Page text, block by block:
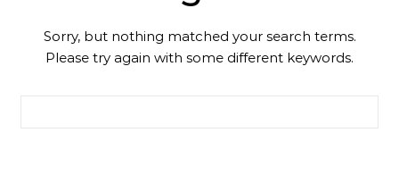
Sorry, but nothing matched your search terms.
Please try again with some different keywords.